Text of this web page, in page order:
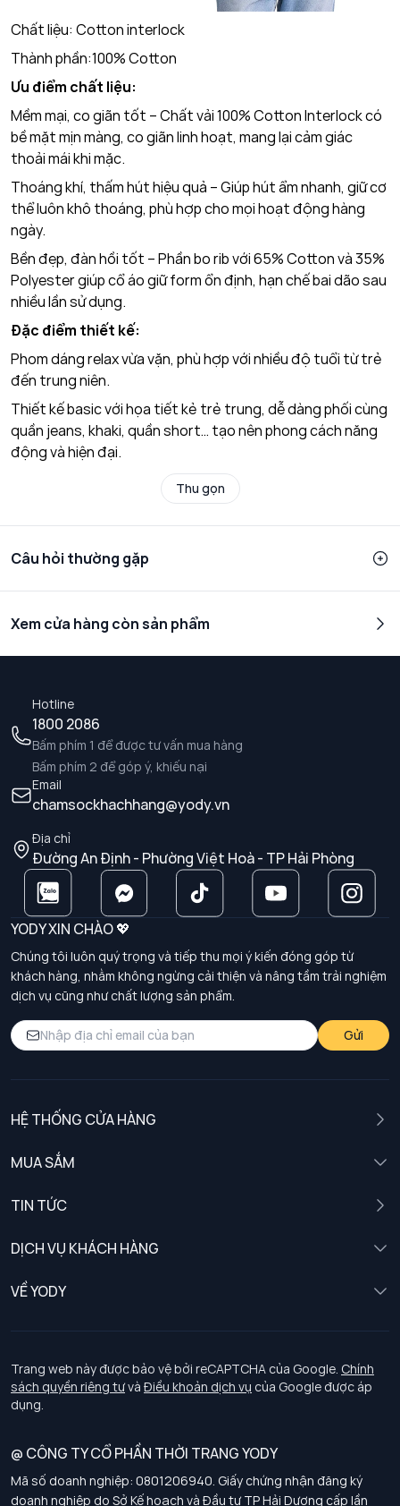
Chất liệu: Cotton interlock
Thành phần:100% Cotton
Ưu điểm chất liệu:
Mềm mại, co giãn tốt – Chất vải 100% Cotton Interlock có
bề mặt mịn màng, co giãn linh hoạt, mang lại cảm giác
thoải mái khi mặc.
Thoáng khí, thấm hút hiệu quả – Giúp hút ẩm nhanh, giữ cơ
thể luôn khô thoáng, phù hợp cho mọi hoạt động hàng
ngày.
Bền đẹp, đàn hồi tốt – Phần bo rib với 65% Cotton và 35%
Polyester giúp cổ áo giữ form ổn định, hạn chế bai dão sau
nhiều lần sử dụng.
Đặc điểm thiết kế:
Phom dáng relax vừa vặn, phù hợp với nhiều độ tuổi từ trẻ
đến trung niên.
Thiết kế basic với họa tiết kẻ trẻ trung, dễ dàng phối cùng
quần jeans, khaki, quần short… tạo nên phong cách năng
động và hiện đại.
Thu gọn
Câu hỏi thường gặp
Xem cửa hàng còn sản phẩm
Hotline
1800 2086
Bấm phím 1 để được tư vấn mua hàng
Bấm phím 2 để góp ý, khiếu nại
Email
chamsockhachhang@yody.vn
Địa chỉ
Đường An Định - Phường Việt Hoà - TP Hải Phòng
YODY XIN CHÀO 💖
Chúng tôi luôn quý trọng và tiếp thu mọi ý kiến đóng góp từ
khách hàng, nhằm không ngừng cải thiện và nâng tầm trải nghiệm
dịch vụ cũng như chất lượng sản phẩm.
Gửi
HỆ THỐNG CỬA HÀNG
MUA SẮM
TIN TỨC
DỊCH VỤ KHÁCH HÀNG
Chính sách khách hàng thân thiết
Chính sách bảo vệ dữ liệu cá nhân
Chính sách thanh toán, giao nhận
Chính sách chất lượng và an toàn sức khoẻ nghề nghiệp
Chính sách đơn đồng phục
VỀ YODY
Tuyển dụng
Trang web này được bảo vệ bởi reCAPTCHA của Google. Chính
sách quyền riêng tưvà Điều khoản dịch vụ của Google được áp
dụng.
@ CÔNG TY CỔ PHẦN THỜI TRANG YODY
Mã số doanh nghiệp: 0801206940. Giấy chứng nhận đăng ký
doanh nghiệp do Sở Kế hoạch và Đầu tư TP Hải Dương cấp lần